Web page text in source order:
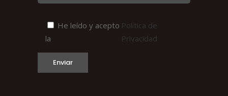
He leído y acepto
la
Política de
Privacidad